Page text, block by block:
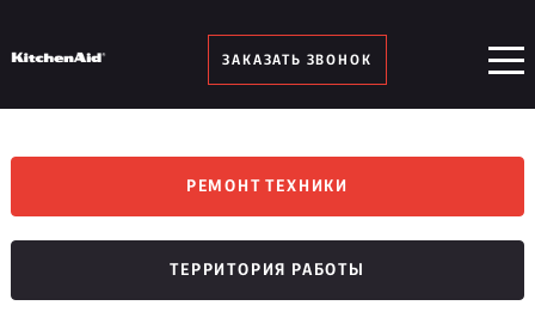
ЗАКАЗАТЬ ЗВОНОК
РЕМОНТ ТЕХНИКИ
ТЕРРИТОРИЯ РАБОТЫ